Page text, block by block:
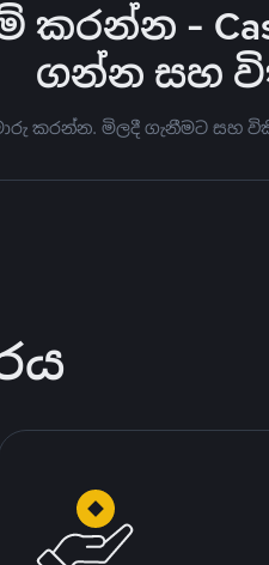
කරන්න -
ගන්න සහ
කරන්න. මිලදී ගැනීමට